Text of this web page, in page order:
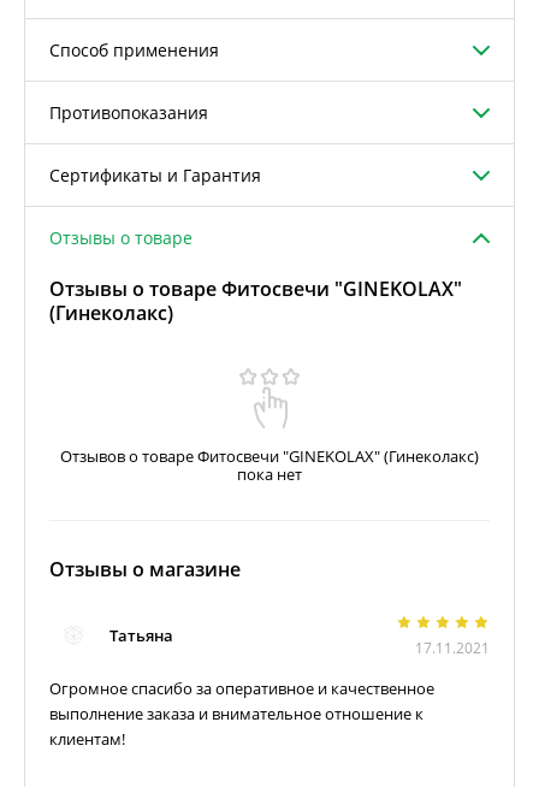
Способ применения
Противопоказания
Сертификаты и Гарантия
Отзывы о товаре
Отзывы о товаре Фитосвечи "GINEKOLAX"
(Гинеколакс)
Отзывов о товаре Фитосвечи "GINEKOLAX" (Гинеколакс)
пока нет
Отзывы о магазине
Татьяна
17.11.2021
Огромное спасибо за оперативное и качественное
выполнение заказа и внимательное отношение к
клиентам!